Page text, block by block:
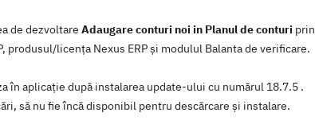
de dezvoltare Adaugare conturi noi in Planul de conturi prin
licenţa Nexus ERP şi modulul Balanta de verificare.
în aplicaţie după instalarea update-ului cu numărul 18.7.5 .
să nu fie încă disponibil pentru descărcare şi instalare.